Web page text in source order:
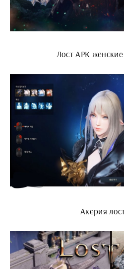
Лост АРК
Акерия